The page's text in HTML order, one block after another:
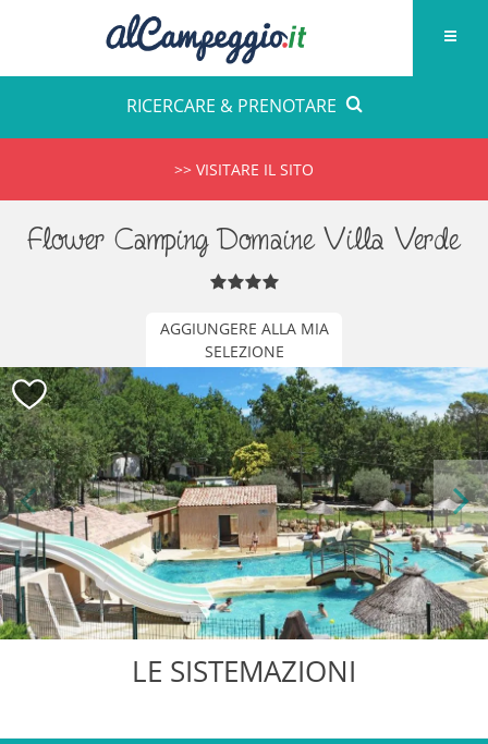
RICERCARE & PRENOTARE
>> VISITARE IL SITO
Flower Camping Domaine Villa Verde
AGGIUNGERE ALLA MIA
SELEZIONE
Next
LE SISTEMAZIONI